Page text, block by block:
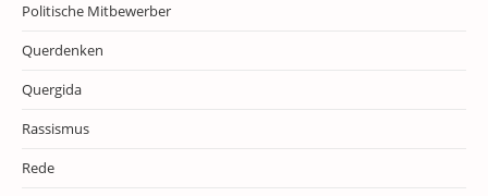
Politische Mitbewerber
Querdenken
Quergida
Rassismus
Rede